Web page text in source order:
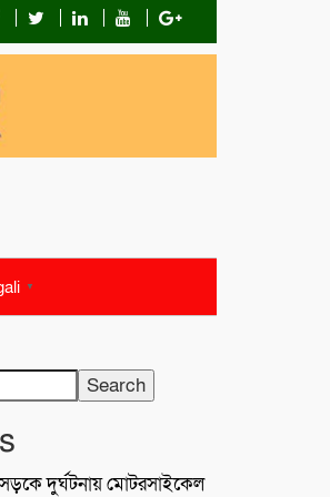
নিহত কোস্ট গার্ডের অভিযান;টেকনাফে ৮০
▼
Search
‌দুর্ঘটনায় মোটরসাইকেল